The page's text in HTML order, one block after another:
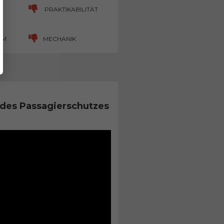
PRAKTIKABILITÄT
MECHANIK
Passagierschutzes